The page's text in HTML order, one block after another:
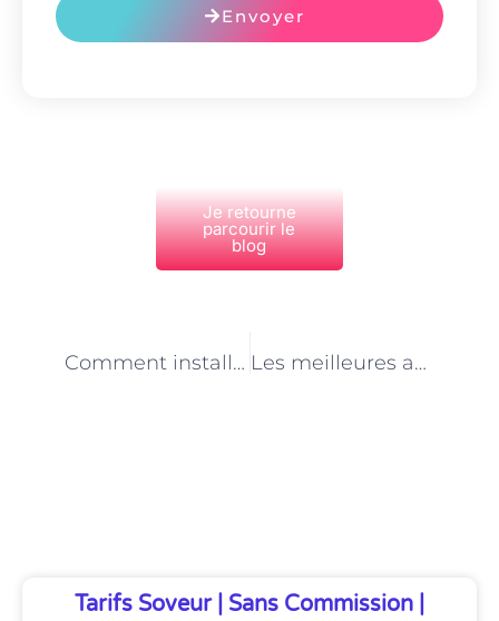
Envoyer
Je retourne
parcourir le
blog
Comment installer un système de chauffage central à Paris ? Les meilleures adresses pour des soins de beauté bio à Paris
Tarifs Soveur | Sans Commission |